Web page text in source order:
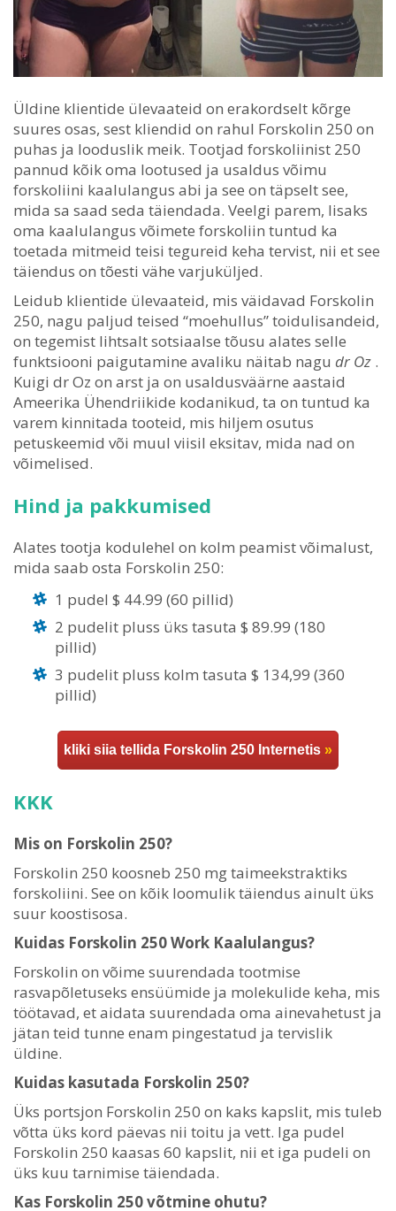
Üldine klientide ülevaateid on erakordselt kõrge
suures osas, sest kliendid on rahul Forskolin 250 on
puhas ja looduslik meik. Tootjad forskoliinist 250
pannud kõik oma lootused ja usaldus võimu
forskoliini kaalulangus abi ja see on täpselt see,
mida sa saad seda täiendada. Veelgi parem, lisaks
oma kaalulangus võimete forskoliin tuntud ka
toetada mitmeid teisi tegureid keha tervist, nii et see
täiendus on tõesti vähe varjuküljed.
Leidub klientide ülevaateid, mis väidavad Forskolin
250, nagu paljud teised “moehullus” toidulisandeid,
on tegemist lihtsalt sotsiaalse tõusu alates selle
funktsiooni paigutamine avaliku näitab nagu dr Oz .
Kuigi dr Oz on arst ja on usaldusväärne aastaid
Ameerika Ühendriikide kodanikud, ta on tuntud ka
varem kinnitada tooteid, mis hiljem osutus
petuskeemid või muul viisil eksitav, mida nad on
võimelised.
Hind ja pakkumised
Alates tootja kodulehel on kolm peamist võimalust,
mida saab osta Forskolin 250:
1 pudel $ 44.99 (60 pillid)
2 pudelit pluss üks tasuta $ 89.99 (180
pillid)
3 pudelit pluss kolm tasuta $ 134,99 (360
pillid)
kliki siia tellida Forskolin 250 Internetis »
KKK
Mis on Forskolin 250?
Forskolin 250 koosneb 250 mg taimeekstraktiks
forskoliini. See on kõik loomulik täiendus ainult üks
suur koostisosa.
Kuidas Forskolin 250 Work Kaalulangus?
Forskolin on võime suurendada tootmise
rasvapõletuseks ensüümide ja molekulide keha, mis
töötavad, et aidata suurendada oma ainevahetust ja
jätan teid tunne enam pingestatud ja tervislik
üldine.
Kuidas kasutada Forskolin 250?
Üks portsjon Forskolin 250 on kaks kapslit, mis tuleb
võtta üks kord päevas nii toitu ja vett. Iga pudel
Forskolin 250 kaasas 60 kapslit, nii et iga pudeli on
üks kuu tarnimise täiendada.
Kas Forskolin 250 võtmine ohutu?